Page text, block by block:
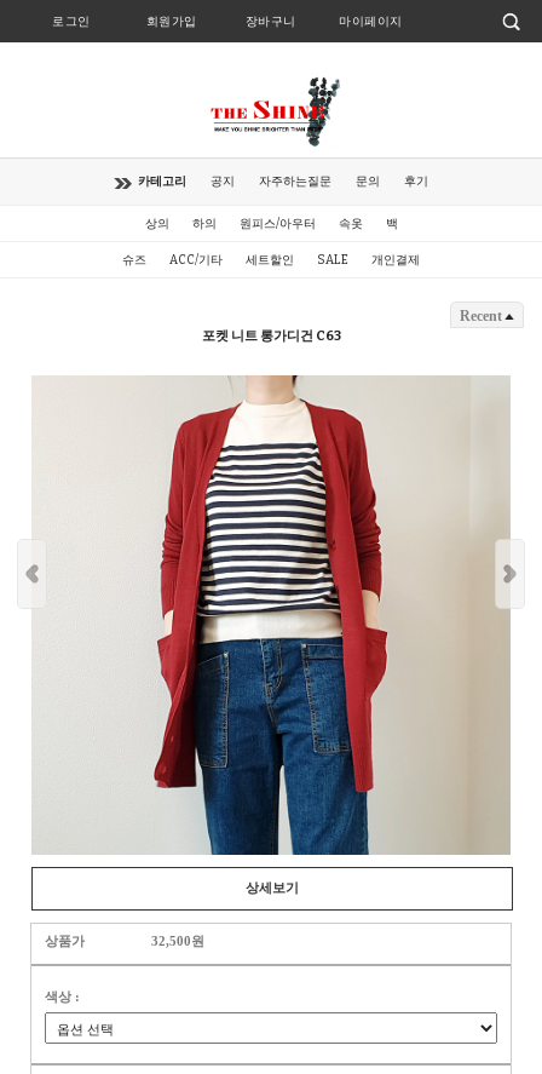
로그인 회원가입 장바구니 마이페이지
카테고리 공지 자주하는질문 문의 후기
상의 하의 원피스/아우터 속옷 백
슈즈 ACC/기타 세트할인 SALE 개인결제
Recent
포켓 니트 롱가디건 C63
상세보기
상품가 32,500원
색상 :